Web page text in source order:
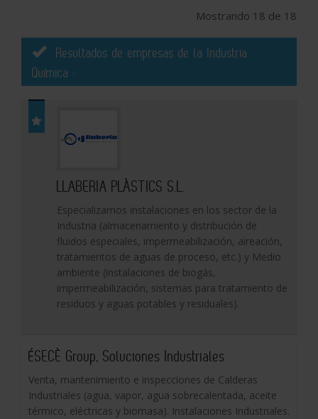
Mostrando 18 de 18
Resultados de empresas de la Industria
Química :
LLABERIA PLÀSTICS S.L.
Especializamos instalaciones en los sector de la
Industria (almacenamiento y distribución de
fluidos especiales, impermeabilización, aireación,
tratamientos de aguas de proceso, etc.) y Medio
ambiente (instalaciones de biogás,
impermeabilización, sistemas para tratamiento de
residuos y aguas potables y residuales).
ÉSECÈ Group, Soluciones Industriales
Venta, mantenimiento e inspecciones de Calderas
Industriales (agua, vapor, agua sobrecalentada, aceite
térmico, eléctricas y biomasa). Instalaciones Industriales.